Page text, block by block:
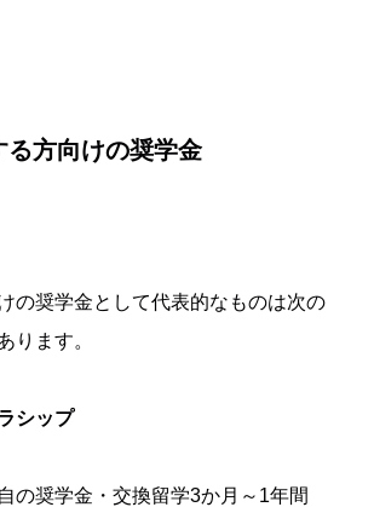
る方向けの奨学金
の奨学金として代表的なものは次の
ります。
シップ
の奨学金・交換留学3か月～1年間